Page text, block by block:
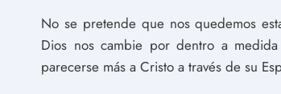
No se pretende que nos quedemos
Dios nos cambie por dentro a
parecerse más a Cristo a través de su